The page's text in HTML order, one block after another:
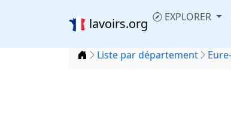
lavoirs.org EXPLORER
Accueil
Liste par département